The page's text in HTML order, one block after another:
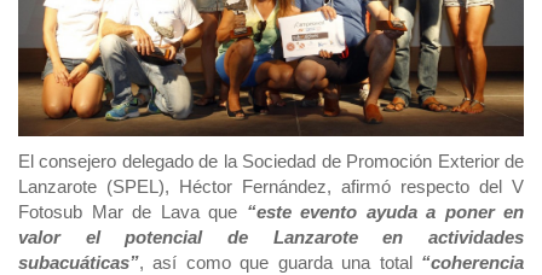
El consejero delegado de la Sociedad de Promoción Exterior de
Lanzarote (SPEL), Héctor Fernández, afirmó respecto del V
Fotosub Mar de Lava que “este evento ayuda a poner en
valor el potencial de Lanzarote en actividades
subacuáticas”, así como que guarda una total “coherencia